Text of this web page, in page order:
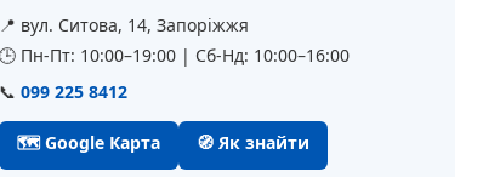
📍 вул. Ситова, 14, Запоріжжя
🕒 Пн-Пт: 10:00–19:00 | Сб-Нд: 10:00–16:00
📞 099 225 8412
🗺 Google Карта 🧭 Як знайти